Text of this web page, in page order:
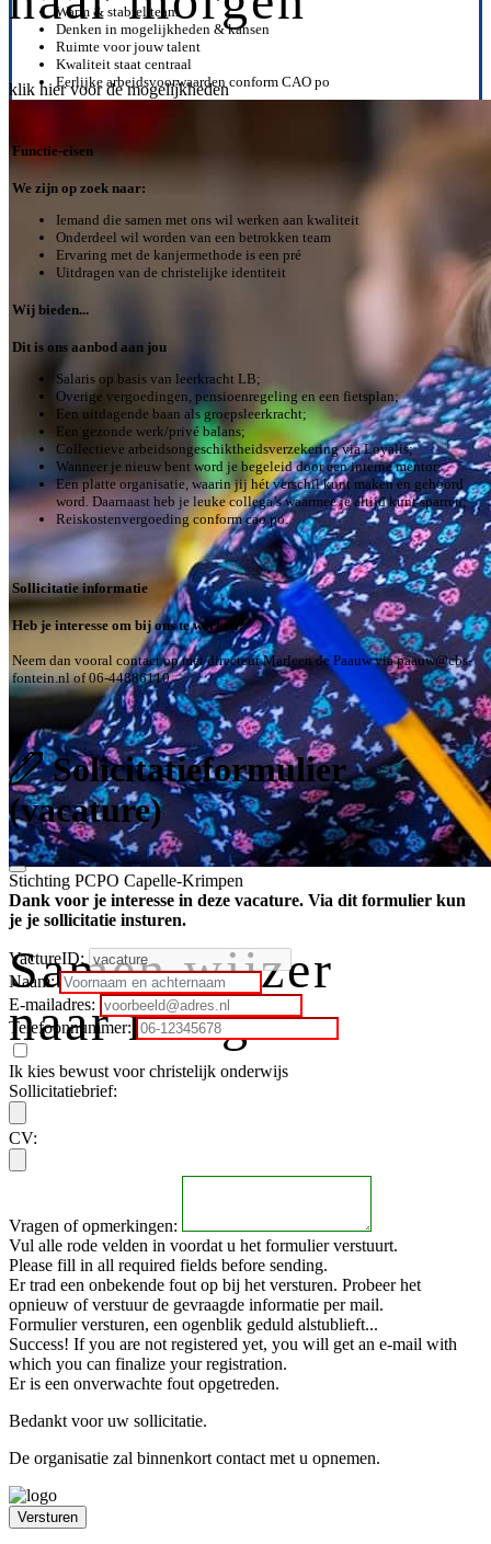
klik hier voor de mogelijkheden
Stichting PCPO Capelle-Krimpen
Samen wijzer
naar morgen
Warm & stabiel team
Denken in mogelijkheden & kansen
Ruimte voor jouw talent
Kwaliteit staat centraal
Eerlijke arbeidsvoorwaarden conform CAO po
Functie-eisen
We zijn op zoek naar:
Iemand die samen met ons wil werken aan kwaliteit
Onderdeel wil worden van een betrokken team
Ervaring met de kanjermethode is een pré
Uitdragen van de christelijke identiteit
Wij bieden...
Dit is ons aanbod aan jou
Salaris op basis van leerkracht LB;
Overige vergoedingen, pensioenregeling en een fietsplan;
Een uitdagende baan als groepsleerkracht;
Een gezonde werk/privé balans;
Collectieve arbeidsongeschiktheidsverzekering via Loyalis;
Wanneer je nieuw bent word je begeleid door een interne mentor;
Een platte organisatie, waarin jij hét verschil kunt maken en gehoord
word. Daarnaast heb je leuke collega’s waarmee je altijd kunt sparren;
Reiskostenvergoeding conform cao po.
Sollicitatie informatie
Heb je interesse om bij ons te werken?
Neem dan vooral contact op met directeur Marleen de Paauw via paauw@cbs-
fontein.nl of 06-44886110
Solicitatieformulier
(vacature)
Dank voor je interesse in deze vacature. Via dit formulier kun
je je sollicitatie insturen.
VactureID:
Naam:
E-mailadres:
Telefoonnummer:
Ik kies bewust voor christelijk onderwijs
Sollicitatiebrief:
CV:
Vragen of opmerkingen:
Vul alle rode velden in voordat u het formulier verstuurt.
Please fill in all required fields before sending.
Er trad een onbekende fout op bij het versturen. Probeer het
opnieuw of verstuur de gevraagde informatie per mail.
Formulier versturen, een ogenblik geduld alstublieft...
Success! If you are not registered yet, you will get an e-mail with
which you can finalize your registration.
Er is een onverwachte fout opgetreden.
Bedankt voor uw sollicitatie.
De organisatie zal binnenkort contact met u opnemen.
Versturen